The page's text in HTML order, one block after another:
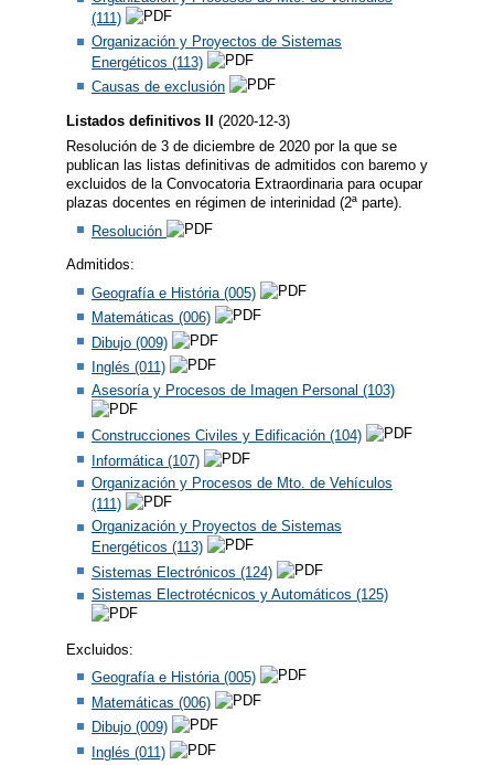
(111)
Organización y Proyectos de Sistemas
Energéticos (113)
Causas de exclusión
Listados definitivos II
(2020-12-3)
Resolución de 3 de diciembre de 2020 por la que se
publican las listas definitivas de admitidos con baremo y
excluidos de la Convocatoria Extraordinaria para ocupar
plazas docentes en régimen de interinidad (2ª parte).
Resolución
Admitidos:
Geografía e História (005)
Matemáticas (006)
Dibujo (009)
Inglés (011)
Asesoría y Procesos de Imagen Personal (103)
Construcciones Civiles y Edificación (104)
Informática (107)
Organización y Procesos de Mto. de Vehículos
(111)
Organización y Proyectos de Sistemas
Energéticos (113)
Sistemas Electrónicos (124)
Sistemas Electrotécnicos y Automáticos (125)
Excluidos:
Geografía e História (005)
Matemáticas (006)
Dibujo (009)
Inglés (011)